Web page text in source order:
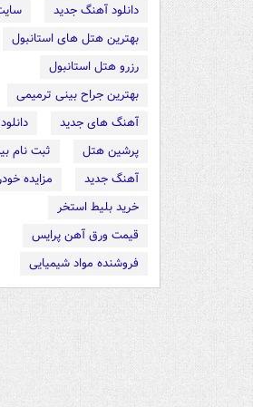
دانلود آهنگ جدید
بهترین هتل های استانبول
رزرو هتل استانبول
بهترین جراح بینی ترمیمی
آهنگ های جدید
پرشین هتل
ثبت نام
آهنگ جدید
مزایده
خرید بلیط استخر
قیمت ورق آهن پرایس
فروشنده مواد شیمیایی